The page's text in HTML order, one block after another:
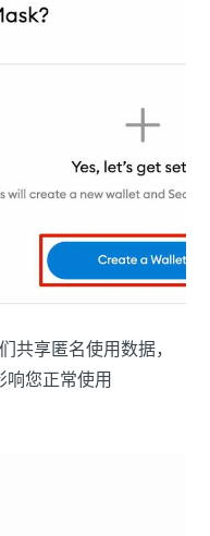
共享匿名使用数据，
您正常使用